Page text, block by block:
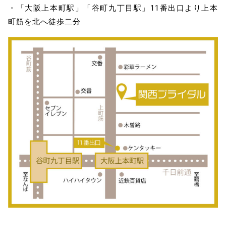
・「大阪上本町駅」「谷町九丁目駅」11番出口より上本
町筋を北へ徒歩二分